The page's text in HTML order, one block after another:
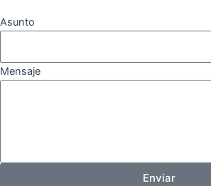
Asunto
Mensaje
Enviar